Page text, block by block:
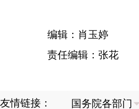
编辑：肖玉婷
责任编辑：张花
友情链接：